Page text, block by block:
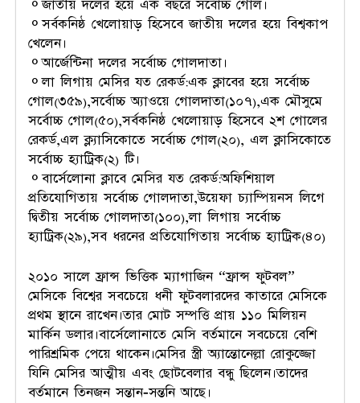
⚬জাতীয় দলের হয়ে এক বছরে সর্বোচ্চ গোল।
⚬সর্বকনিষ্ঠ খেলোয়াড় হিসেবে জাতীয় দলের হয়ে বিশ্বকাপ
খেলেন।
⚬আর্জেন্টিনা দলের সর্বোচ্চ গোলদাতা।
⚬লা লিগায় মেসির যত রেকর্ড:এক ক্লাবের হয়ে সর্বোচ্চ
গোল(৩৫৯),সর্বোচ্চ অ্যাওয়ে গোলদাতা(১০৭),এক মৌসুমে
সর্বোচ্চ গোল(৫০),সর্বকনিষ্ঠ খেলোয়াড় হিসেবে ২শ গোলের
রেকর্ড,এল ক্ল্যাসিকোতে সর্বোচ্চ গোল(২০), এল ক্লাসিকোতে
সর্বোচ্চ হ্যাট্রিক(২) টি।
⚬বার্সেলোনা ক্লাবে মেসির যত রেকর্ড:অফিশিয়াল
প্রতিযোগিতায় সর্বোচ্চ গোলদাতা,উয়েফা চ্যাম্পিয়নস লিগে
দ্বিতীয় সর্বোচ্চ গোলদাতা(১০০),লা লিগায় সর্বোচ্চ
হ্যাট্রিক(২৯),সব ধরনের প্রতিযোগিতায় সর্বোচ্চ হ্যাট্রিক(৪০)
২০১০ সালে ফ্রান্স ভিত্তিক ম্যাগাজিন “ফ্রান্স ফুটবল”
মেসিকে বিশ্বের সবচেয়ে ধনী ফুটবলারদের কাতারে মেসিকে
প্রথম স্থানে রাখেন।তার মোট সম্পত্তি প্রায় ১১০ মিলিয়ন
মার্কিন ডলার।বার্সেলোনাতে মেসি বর্তমানে সবচেয়ে বেশি
পারিশ্রমিক পেয়ে থাকেন।মেসির স্ত্রী অ্যান্তোনেল্লা রোকুজ্জো
যিনি মেসির আত্মীয় এবং ছোটবেলার বন্ধু ছিলেন।তাদের
বর্তমানে তিনজন সন্তান-সন্তনি আছে।